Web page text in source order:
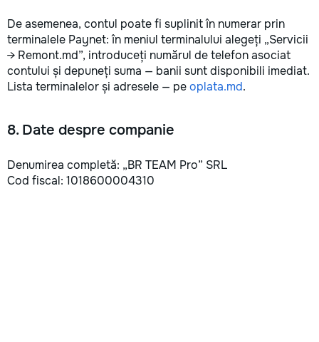
De asemenea, contul poate fi suplinit în numerar prin
terminalele Paynet: în meniul terminalului alegeți „Servicii
→ Remont.md”, introduceți numărul de telefon asociat
contului și depuneți suma — banii sunt disponibili imediat.
Lista terminalelor și adresele — peoplata.md.
8. Date despre companie
Denumirea completă: „BR TEAM Pro” SRL
Cod fiscal: 1018600004310